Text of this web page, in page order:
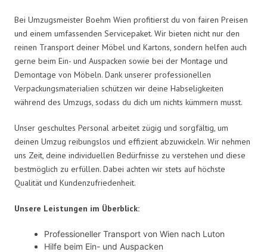
Bei Umzugsmeister Boehm Wien profitierst du von fairen Preisen
und einem umfassenden Servicepaket. Wir bieten nicht nur den
reinen Transport deiner Möbel und Kartons, sondern helfen auch
gerne beim Ein- und Auspacken sowie bei der Montage und
Demontage von Möbeln. Dank unserer professionellen
Verpackungsmaterialien schützen wir deine Habseligkeiten
während des Umzugs, sodass du dich um nichts kümmern musst.
Unser geschultes Personal arbeitet zügig und sorgfältig, um
deinen Umzug reibungslos und effizient abzuwickeln. Wir nehmen
uns Zeit, deine individuellen Bedürfnisse zu verstehen und diese
bestmöglich zu erfüllen. Dabei achten wir stets auf höchste
Qualität und Kundenzufriedenheit.
Unsere Leistungen im Überblick:
Professioneller Transport von Wien nach Luton
Hilfe beim Ein- und Auspacken